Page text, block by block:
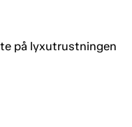
på lyxutrustningen